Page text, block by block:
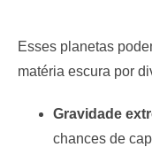
Esses planetas
matéria escura por
Gravidade
chances de